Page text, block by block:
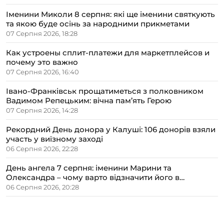
Іменини Миколи 8 серпня: які ще іменини святкують
та якою буде осінь за народними прикметами
07 Серпня 2026, 18:28
Как устроены сплит-платежи для маркетплейсов и
почему это важно
07 Серпня 2026, 16:40
Івано-Франківськ прощатиметься з полковником
Вадимом Репецьким: вічна пам’ять Герою
07 Серпня 2026, 14:28
Рекордний День донора у Калуші: 106 донорів взяли
участь у виїзному заході
06 Серпня 2026, 22:28
День ангела 7 серпня: іменини Марини та
Олександра – чому варто відзначити його в
сімейному колі
06 Серпня 2026, 20:28